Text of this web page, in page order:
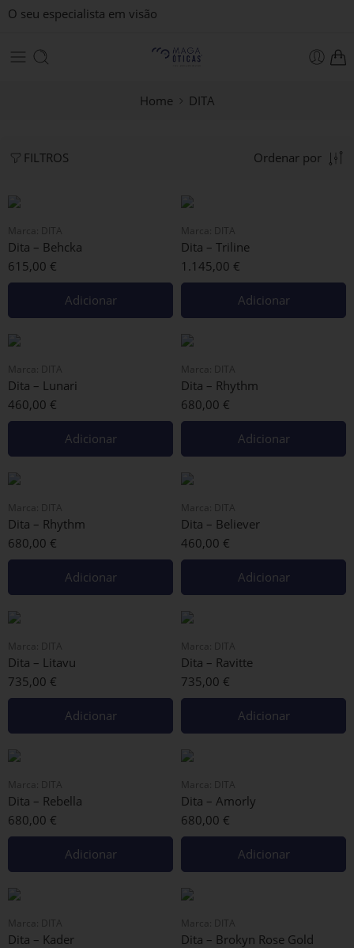
O seu especialista em visão
Home DITA
FILTROS Ordenar por
DITA
Dita – Behcka
615,00 €
Adicionar
DITA
Dita – Triline
1.145,00 €
Adicionar
DITA
Dita – Lunari
460,00 €
Adicionar
DITA
Dita – Rhythm
680,00 €
Adicionar
DITA
Dita – Rhythm
680,00 €
Adicionar
DITA
Dita – Believer
460,00 €
Adicionar
DITA
Dita – Litavu
735,00 €
Adicionar
DITA
Dita – Ravitte
735,00 €
Adicionar
DITA
Dita – Rebella
680,00 €
Adicionar
DITA
Dita – Amorly
680,00 €
Adicionar
DITA
Dita – Kader
DITA
Dita – Brokyn Rose Gold